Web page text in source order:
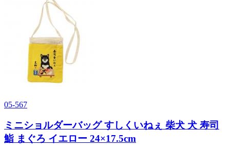
05-567
ミニショルダーバッグ すしくいねぇ 柴犬 犬 寿司
鮨 まぐろ イエロー 24×17.5cm